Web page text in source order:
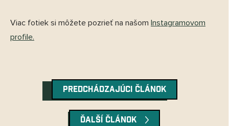
Viac fotiek si môžete pozrieť na našom Instagramovom
profile.
PREDCHÁDZAJÚCI ČLÁNOK
ĎALŠÍ ČLÁNOK